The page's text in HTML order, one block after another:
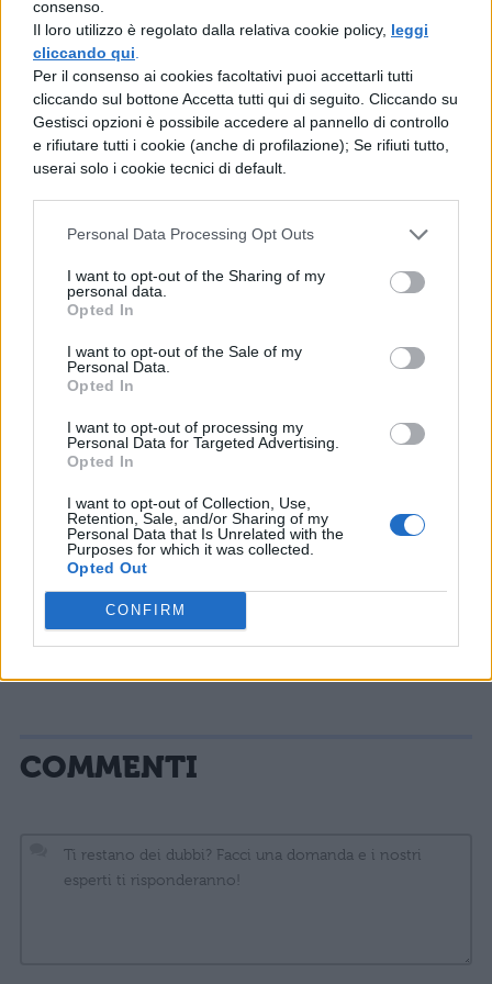
consenso.
Il loro utilizzo è regolato dalla relativa cookie policy, leggi
cliccando qui
Per il consenso ai cookies facoltativi puoi accettarli tutti
cliccando sul bottone Accetta tutti qui di seguito. Cliccando su
Gestisci opzioni è possibile accedere al pannello di controllo
e rifiutare tutti i cookie (anche di profilazione); Se rifiuti tutto,
userai solo i cookie tecnici di default.
Personal Data Processing Opt Outs
I want to opt-out of the Sharing of my
personal data.
Opted In
I want to opt-out of the Sale of my
Personal Data.
Opted In
I want to opt-out of processing my
Personal Data for Targeted Advertising.
Opted In
I want to opt-out of Collection, Use,
Retention, Sale, and/or Sharing of my
Personal Data that Is Unrelated with the
Purposes for which it was collected.
Opted Out
CONFIRM
Avengers: Age of Ultron resta comunque un
buon film, pienamente godibile, che non ha
nulla di scontato o di visto e rivisto in grado
di suscitare, comunque, grandi emozioni e
forti sensazioni nel pubblico che lo ha visto.
Leggi anche:
personaggi
Guardiani della Galassia 3: uscita, cast,
anticipazioni
Ant-Man and the Wasp streaming: dove
vederlo
Ant-Man and the Wasp: uscita, trailer,
trama
Film sui supereroi: i migliori da vedere
COMMENTI